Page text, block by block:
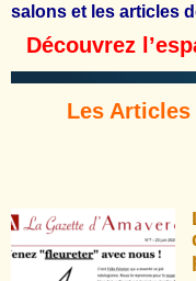
salons et les articles
Découvrez
Les